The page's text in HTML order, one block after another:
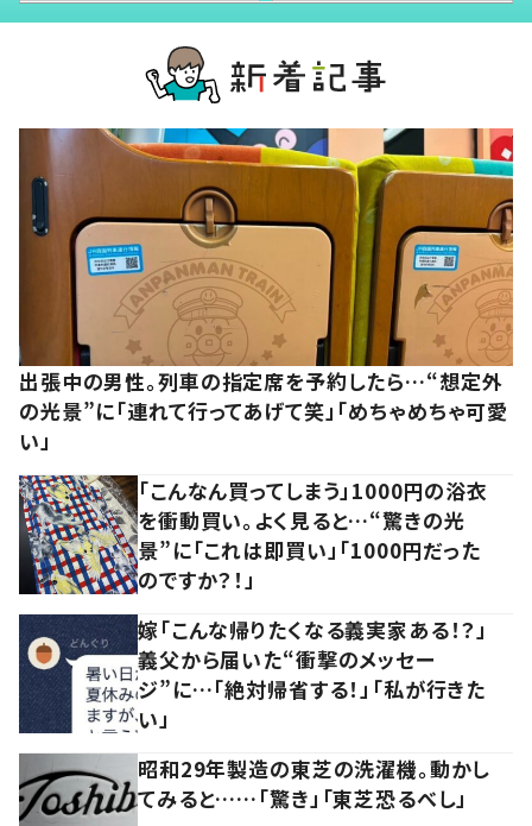
出張中の男性。列車の指定席を予約したら…“想定外
の光景”に「連れて行ってあげて笑」「めちゃめちゃ可愛
い」
「こんなん買ってしまう」1000円の浴衣
を衝動買い。よく見ると…“驚きの光
景”に「これは即買い」「1000円だった
のですか？！」
嫁「こんな帰りたくなる義実家ある！？」
義父から届いた“衝撃のメッセー
ジ”に…「絶対帰省する！」「私が行きた
い」
昭和29年製造の東芝の洗濯機。動かし
てみると……「驚き」「東芝恐るべし」